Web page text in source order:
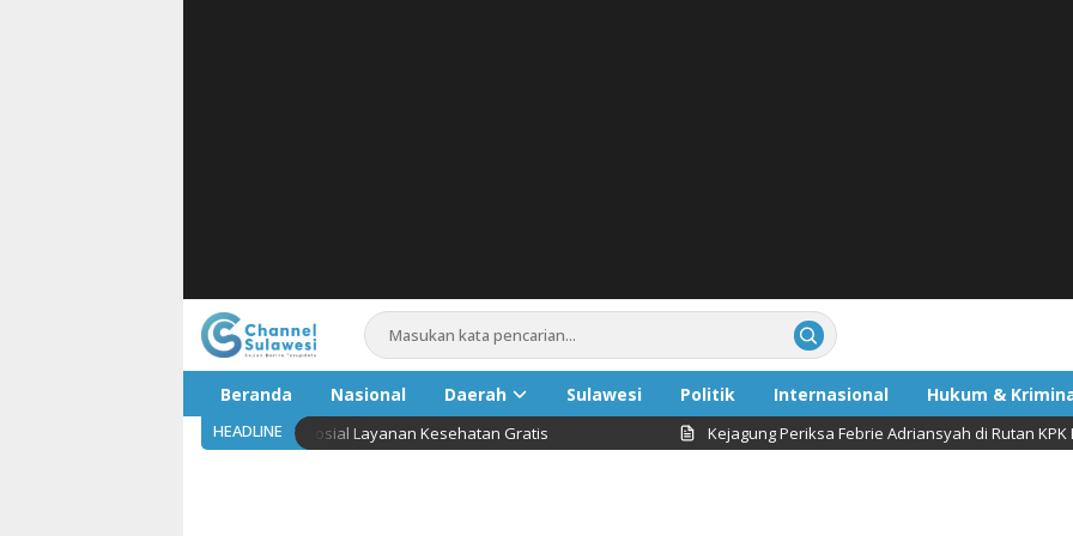
Beranda Nasional Daerah Sulawesi Politik Internasional Hukum &
Pariwisata
HEADLINE
45, RSP Untad Gelar Bakti Sosial Layanan Kesehatan Gratis Kejagung Periksa Febrie Adriansyah di Rutan KPK Hari Ini